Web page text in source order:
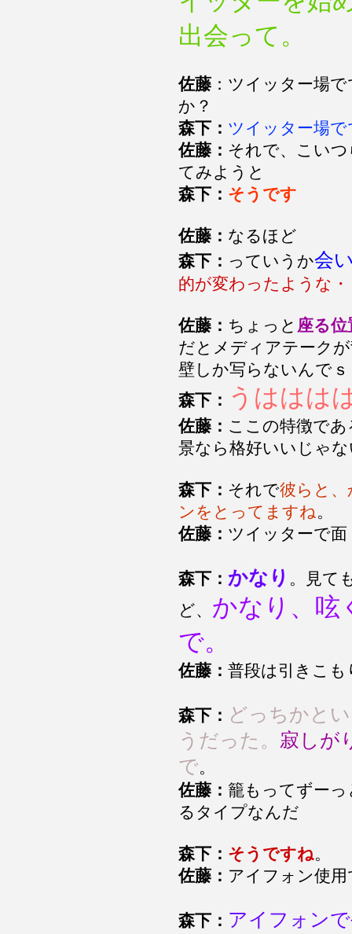
出会って。
佐藤 ：ツイッター場
か？
森下： ツイッター場
佐藤： それで、こい
てみようと
森下： そうです
佐藤： なるほど
森下： っていうか会
的が変わったような・
佐藤： ちょっと 座る
だとメディアテーク
壁しか写らないんでｓ
森下： うははは
佐藤： ここの特徴で
景なら格好いいじゃ
森下： それで彼らと
ンをとってますね。
佐藤： ツイッターで面
森下： かなり 。見て
ど、 かなり、呟
で。
佐藤： 普段は引きこも
森下： どっちかと
うだった。 寂しが
で。
佐藤： 籠もってずー
るタイプなんだ
森下： そうですね。
佐藤： アイフォン使
森下： アイフォン